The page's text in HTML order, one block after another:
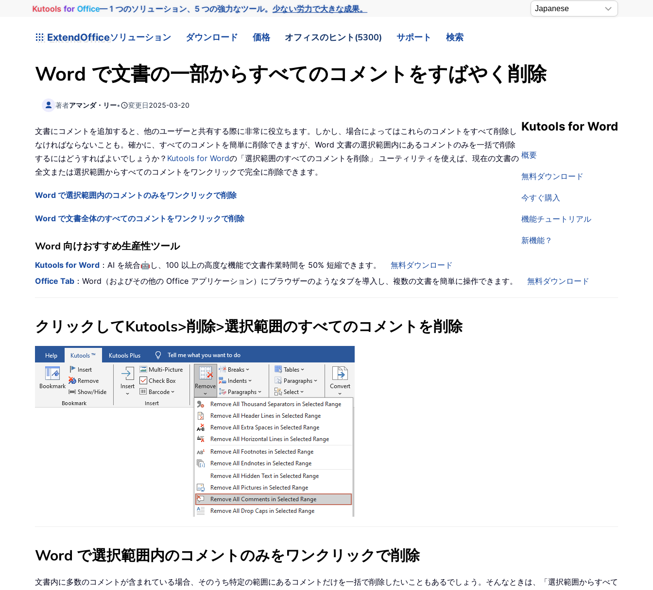
Kutools for Office— 1 つのソリューション、5 つの強力なツール。少ない労力で大きな成果。
ExtendOfficeソリューション ダウンロード 価格 オフィスのヒント(5300) サポート 検索
Word で文書の一部からすべてのコメントをすばやく削除
著者アマンダ・リー• 変更日2025-03-20
Kutools for Word
概要
無料ダウンロード
今すぐ購入
機能チュートリアル
新機能？
文書にコメントを追加すると、他のユーザーと共有する際に非常に役立ちます。しかし、場合によってはこれらのコメントをすべて削除し
なければならないことも。確かに、すべてのコメントを簡単に削除できますが、Word 文書の選択範囲内にあるコメントのみを一括で削除
するにはどうすればよいでしょうか？ Kutools for Wordの「選択範囲のすべてのコメントを削除」
ユーティリティを使えば、現在の文書の
全文または選択範囲からすべてのコメントをワンクリックで完全に削除できます。
Word で選択範囲内のコメントのみをワンクリックで削除
Word で文書全体のすべてのコメントをワンクリックで削除
Word 向けおすすめ生産性ツール
Kutools for Word ：AI を統合🤖 し、100 以上の高度な機能で文書作業時間を 50% 短縮できます。
無料ダウンロード
Office Tab ：Word（およびその他の Office アプリケーション）にブラウザーのようなタブを導入し、複数の文書を簡単に操作できます。 無料ダウンロード
クリックしてKutools>削除>選択範囲のすべてのコメントを削除
Word で選択範囲内のコメントのみをワンクリックで削除
文書内に多数のコメントが含まれている場合、そのうち特定の範囲にあるコメントだけを一括で削除したいこともあるでしょう。そんなときは、「選択範囲からすべて